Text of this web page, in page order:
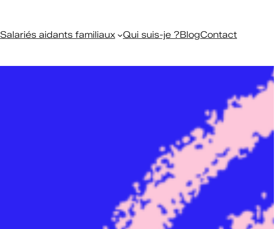
Salariés aidants familiaux Qui suis-je ?BlogContact